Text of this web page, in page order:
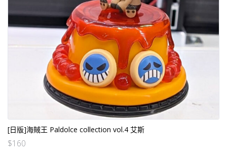
[日版]海賊王 Paldolce collection vol.4 艾斯
$160